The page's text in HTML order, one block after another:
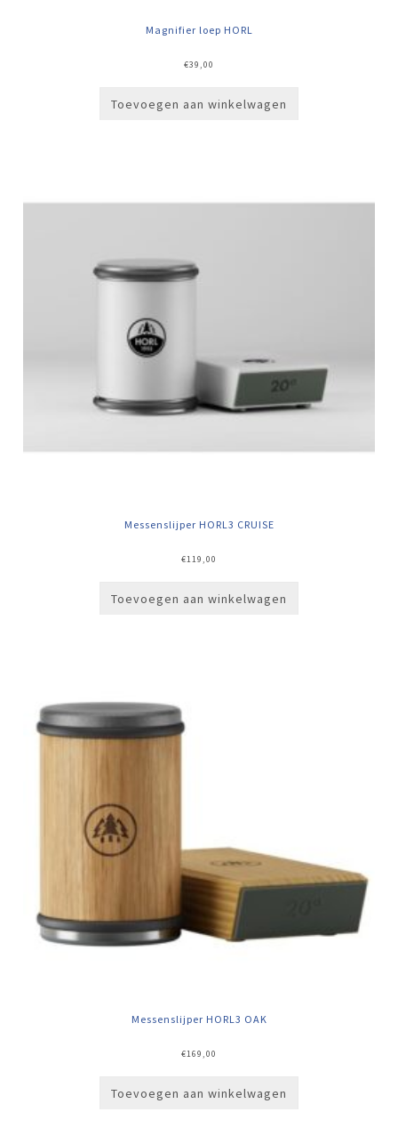
Magnifier loep HORL
€39,00
Toevoegen aan winkelwagen
Messenslijper HORL3 CRUISE
€119,00
Toevoegen aan winkelwagen
Messenslijper HORL3 OAK
€169,00
Toevoegen aan winkelwagen